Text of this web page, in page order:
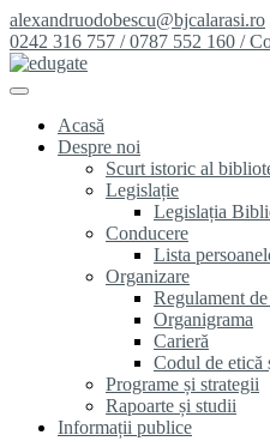
alexandruodobescu@bjcalarasi.ro
0242 316 757 / 0787 552 160 /
Acasă
Despre noi
Scurt istoric al
Legislație
Legislația
Conducere
Lista
Organizare
Regulament
Organigrama
Carieră
Codul de etică
Programe și strategii
Rapoarte și studii
Informații publice